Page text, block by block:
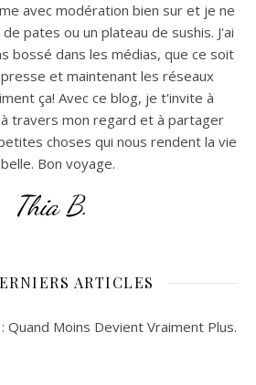
avec modération bien sur et je ne
pates ou un plateau de sushis. J'ai
bossé dans les médias, que ce soit
et maintenant les réseaux
ça! Avec ce blog, je t'invite à
travers mon regard et à partager
choses qui nous rendent la vie
Bon voyage.
Thia B.
ARTICLES
Quand Moins Devient Vraiment Plus.